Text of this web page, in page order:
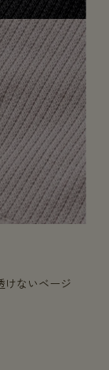
けないベージ